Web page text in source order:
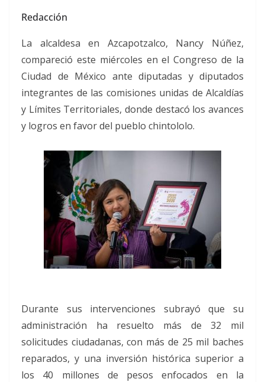
Redacción
La alcaldesa en Azcapotzalco, Nancy Núñez,
compareció este miércoles en el Congreso de la
Ciudad de México ante diputadas y diputados
integrantes de las comisiones unidas de Alcaldías
y Límites Territoriales, donde destacó los avances
y logros en favor del pueblo chintololo.
Durante sus intervenciones subrayó que su
administración ha resuelto más de 32 mil
solicitudes ciudadanas, con más de 25 mil baches
reparados, y una inversión histórica superior a
los 40 millones de pesos enfocados en la